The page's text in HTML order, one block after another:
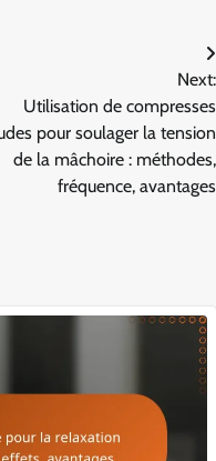
Next:
Utilisation de compresses
pour soulager la tension
de la mâchoire : méthodes,
fréquence, avantages